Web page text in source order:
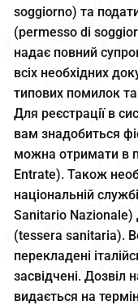
soggiorno) та
(permesso di
надає повний
всіх необхідних
типових помилок
Для реєстрації в
вам знадобиться
можна отримати в
Entrate). Також
національній
Sanitario Nazionale)
(tessera sanitaria).
перекладені
засвідчені.
видається на